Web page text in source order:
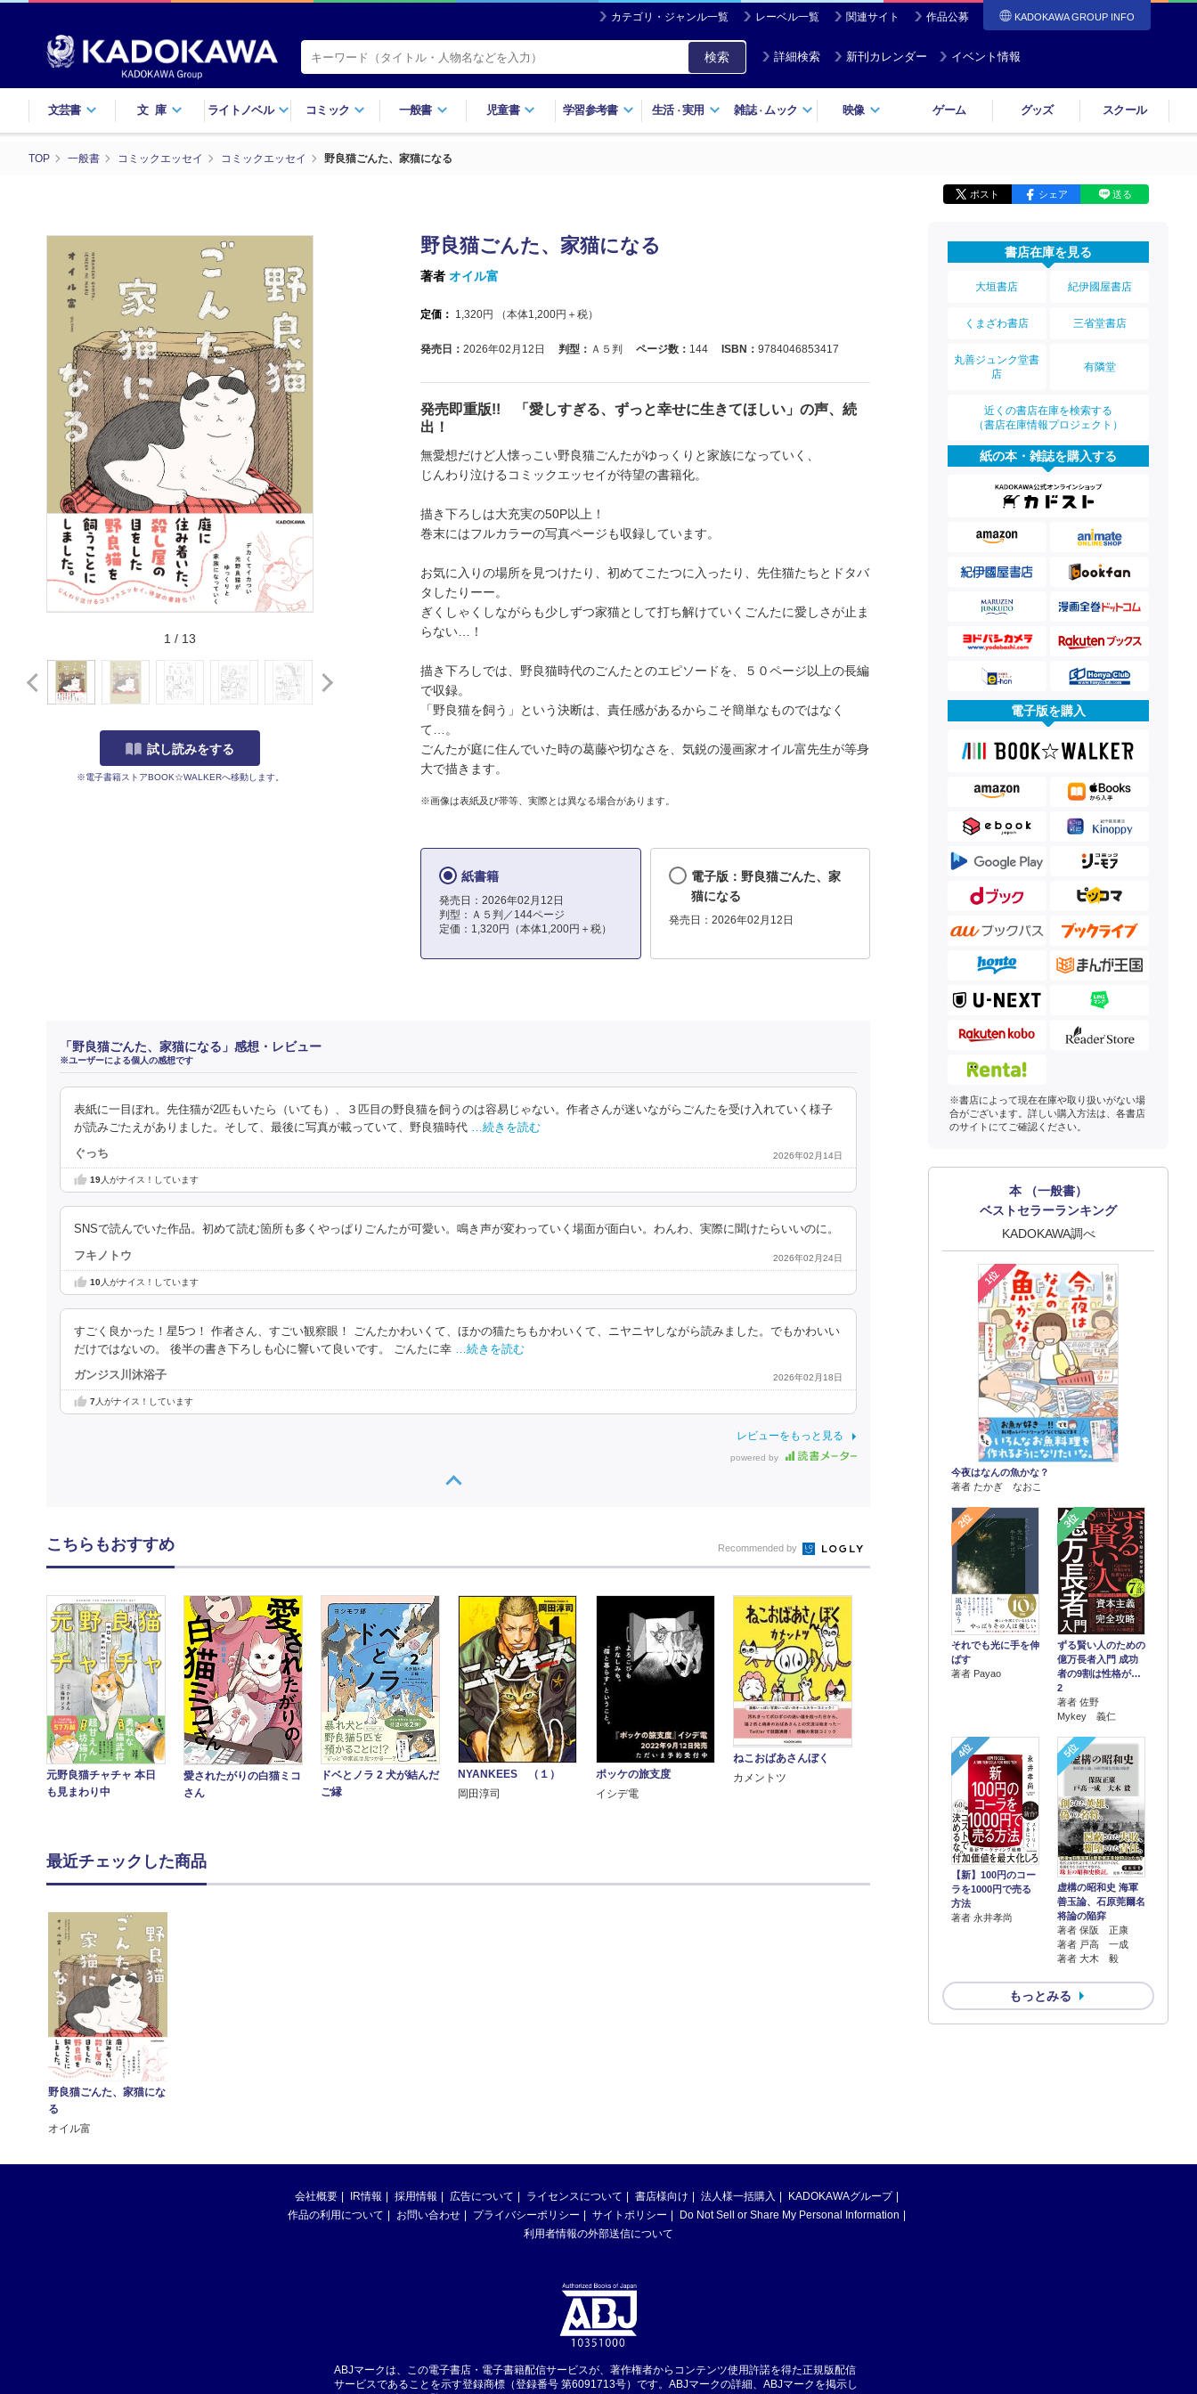
カテゴリ・ジャンル一覧 レーベル一覧 関連サイト 作品公募 KADOKAWA GROUP INFO
検索 詳細検索 新刊カレンダー イベント情報
文芸書 文庫 ライトノベル コミック 一般書 児童書 学習参考書 生活・実用 雑誌・ ムック 映像 ゲーム グッズ スクール
TOP 一般書 コミックエッセイ コミックエッセイ 野良猫ごんた、家猫になる
ポスト シェア 送る
1 / 13
試し読みをする
※電子書籍ストアBOOK☆WALKERへ移動します。
野良猫ごんた、家猫になる
著者 オイル富
定価： 1,320円 （本体1,200円＋税）
発売日： 2026年02月12日 判型： Ａ５判 ページ数： 144 ISBN： 9784046853417
発売即重版!! 「愛しすぎる、ずっと幸せに生きてほしい」の声、続
出！
無愛想だけど人懐っこい野良猫ごんたがゆっくりと家族になっていく、
じんわり泣けるコミックエッセイが待望の書籍化。
描き下ろしは大充実の50P以上！
巻末にはフルカラーの写真ページも収録しています。
お気に入りの場所を見つけたり、初めてこたつに入ったり、先住猫たちとドタバ
タしたりーー。
ぎくしゃくしながらも少しずつ家猫として打ち解けていくごんたに愛しさが止ま
らない…！
描き下ろしでは、野良猫時代のごんたとのエピソードを、５０ページ以上の長編
で収録。
「野良猫を飼う」という決断は、責任感があるからこそ簡単なものではなく
て…。
ごんたが庭に住んでいた時の葛藤や切なさを、気鋭の漫画家オイル富先生が等身
大で描きます。
※画像は表紙及び帯等、実際とは異なる場合があります。
紙書籍
発売日：2026年02月12日
判型：Ａ５判／144ページ
定価：1,320円（本体1,200円＋税）
電子版：野良猫ごんた、家
猫になる
発売日：2026年02月12日
「野良猫ごんた、家猫になる」感想・レビュー
※ユーザーによる個人の感想です
表紙に一目ぼれ。先住猫が2匹もいたら（いても）、３匹目の野良猫を飼うのは容易じゃない。作者さんが迷いながらごんたを受け入れていく様子
が読みごたえがありました。そして、最後に写真が載っていて、野良猫時代
…続きを読む
ぐっち 2026年02月14日
19人がナイス！しています
SNSで読んでいた作品。初めて読む箇所も多くやっぱりごんたが可愛い。鳴き声が変わっていく場面が面白い。わんわ、実際に聞けたらいいのに。
フキノトウ 2026年02月24日
10人がナイス！しています
すごく良かった！星5つ！ 作者さん、すごい観察眼！ ごんたかわいくて、ほかの猫たちもかわいくて、ニヤニヤしながら読みました。でもかわいい
だけではないの。 後半の書き下ろしも心に響いて良いです。 ごんたに幸 …続きを読む
ガンジス川沐浴子 2026年02月18日
7人がナイス！しています
レビューをもっと見る
powered by
書店在庫を見る
大垣書店 紀伊國屋書店
くまざわ書店 三省堂書店
丸善ジュンク堂書
店
有隣堂
近くの書店在庫を検索する
（書店在庫情報プロジェクト）
紙の本・雑誌を購入する
電子版を購入
※書店によって現在在庫や取り扱いがない場
合がございます。詳しい購入方法は、各書店
のサイトにてご確認ください。
本 （一般書）
ベストセラーランキング
KADOKAWA調べ
1位
今夜はなんの魚かな？
著者 たかぎ なおこ
2位
それでも光に手を伸
ばす
著者 Payao
3位
ずる賢い人のための
億万長者入門 成功
者の9割は性格が…
2
著者 佐野
Mykey 義仁
4位
【新】100円のコー
ラを1000円で売る
方法
著者 永井孝尚
5位
虚構の昭和史 海軍
善玉論、石原莞爾名
将論の陥穽
著者 保阪 正康
著者 戸高 一成
著者 大木 毅
もっとみる
こちらもおすすめ Recommended by
元野良猫チャチャ 本日
も見まわり中
愛されたがりの白猫ミコ
さん
ドベとノラ 2 犬が結んだ
ご縁
NYANKEES （１）
岡田淳司
ポッケの旅支度
イシデ電
ねこおばあさんぼく
カメントツ
最近チェックした商品
野良猫ごんた、家猫にな
る
オイル富
会社概要 IR情報 採用情報 広告について ライセンスについて 書店様向け 法人様一括購入
KADOKAWAグループ
作品の利用について
お問い合わせ プライバシーポリシー サイトポリシー
Do Not Sell or Share My Personal Information
利用者情報の外部送信について
ABJマークは、この電子書店・電子書籍配信サービスが、著作権者からコンテンツ使用許諾を得た正規版配信
サービスであることを示す登録商標（登録番号 第6091713号）です。ABJマークの詳細、ABJマークを掲示し